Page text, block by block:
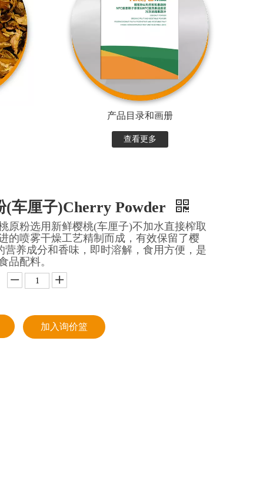
产品目录和画册
查看更多
(车厘子)Cherry Powder
原粉选用新鲜樱桃(车厘子)不加水直接榨取
的喷雾干燥工艺精制而成，有效保留了樱
营养成分和香味，即时溶解，食用方便，是
品配料。
加入询价篮